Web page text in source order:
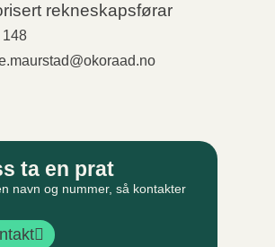
rekneskapsførar
148
ta en prat
navn og nummer, så kontakter